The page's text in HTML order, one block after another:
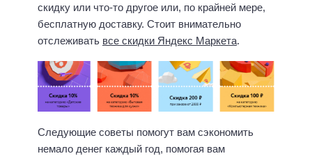
скидку или что-то другое или, по крайней мере,
бесплатную доставку. Стоит внимательно
отслеживать все скидки Яндекс Маркета.
Следующие советы помогут вам сэкономить
немало денег каждый год, помогая вам